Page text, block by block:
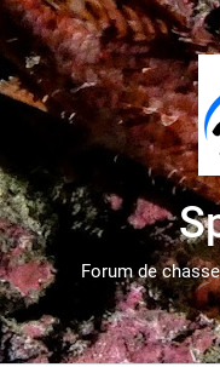
Forum de